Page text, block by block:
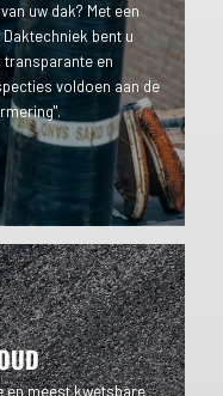
uw dak? Met een
bent u
transparante en
voldoen aan de
en meest kwetsbare